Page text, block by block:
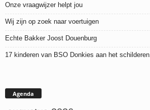
Onze vraagwijzer helpt jou
Wij zijn op zoek naar voertuigen
Echte Bakker Joost Douenburg
17 kinderen van BSO Donkies aan het schilderen.
Agenda